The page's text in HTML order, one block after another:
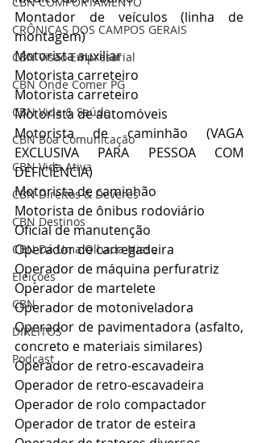
CRÔNICAS DOS CAMPOS GERAIS
CBN Visão Empresarial
CBN Onde Comer PG
CBN Vida & Saúde
CBN Boa Comunicação
CBN Vida Ativa
CBN Direitos & Deveres
CBN Destinos
CBN Dá Uma Olhada Nisso
Eleições
CBN
DIREITOS
Podcast
Montador de veículos (linha de
montagem)
Motorista auxiliar
Motorista carreteiro
Motorista carreteiro
Motorista de automóveis
Motorista de caminhão (VAGA
EXCLUSIVA PARA PESSOA COM
DEFICIÊNCIA)
Motorista de caminhão
Motorista de ônibus rodoviário
Oficial de manutenção
Operador de carregadeira
Operador de máquina perfuratriz
Operador de martelete
Operador de motoniveladora
Operador de pavimentadora (asfalto,
concreto e materiais similares)
Operador de retro-escavadeira
Operador de retro-escavadeira
Operador de rolo compactador
Operador de trator de esteira